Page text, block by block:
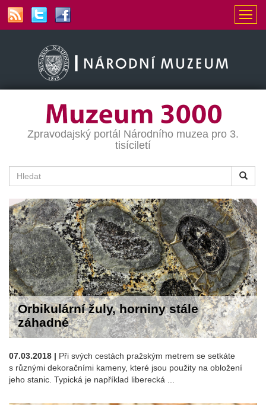
Zpravodajský portál Národního muzea pro 3.
tisíciletí
Orbikulární žuly, horniny stále
záhadné
07.03.2018 | Při svých cestách pražským metrem se setkáte
s různými dekoračními kameny, které jsou použity na obložení
jeho stanic. Typická je například liberecká ...